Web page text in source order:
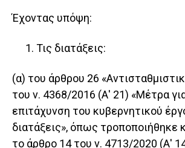
Έχοντας υπόψη:
Τις διατάξεις:
(α) του άρθρου 26
του ν. 4368/2016 (Α' 21) «Μέτρα
επιτάχυνση του κυβερνητικού
διατάξεις», όπως τροποποιήθηκε
το άρθρο 14 του ν. 4713/2020 (Α'